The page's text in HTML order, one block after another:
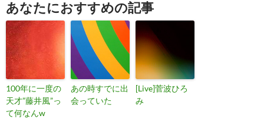
あなたにおすすめの記事
100年に一度の
天才”藤井風”っ
て何なんw
あの時すでに出
会っていた
[Live]菅波ひろ
み